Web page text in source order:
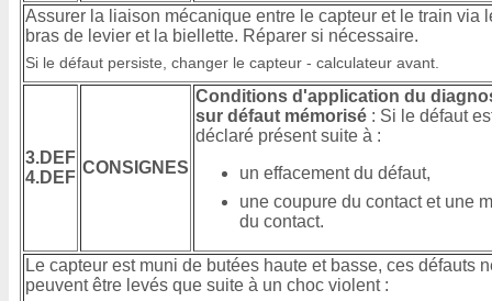
Assurer la liaison mécanique entre le capteur et le train via
bras de levier et la biellette. Réparer si nécessaire.
Si le défaut persiste, changer le capteur - calculateur avant.
3.DEF
4.DEF
CONSIGNES
Conditions d'application du
sur défaut mémorisé : Si le défaut
déclaré présent suite à :
un effacement du défaut,
une coupure du contact et une
du contact.
Le capteur est muni de butées haute et basse, ces défauts
peuvent être levés que suite à un choc violent :